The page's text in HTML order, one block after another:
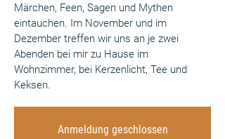
Märchen, Feen, Sagen und Mythen
eintauchen. Im November und im
Dezember treffen wir uns an je zwei
Abenden bei mir zu Hause im
Wohnzimmer, bei Kerzenlicht, Tee und
Keksen.
Anmeldung geschlossen